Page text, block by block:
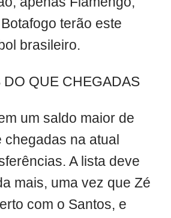
terão este
brasileiro.
DO QUE CHEGADAS
um saldo maior de
na atual
A lista deve
mais, uma vez que Zé
com o Santos, e